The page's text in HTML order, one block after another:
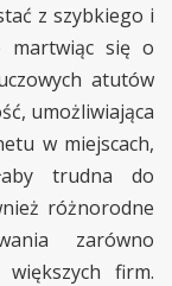
z szybkiego i
martwiąc się o
atutów
umożliwiająca
w miejscach,
trudna do
różnorodne
zarówno
firm.